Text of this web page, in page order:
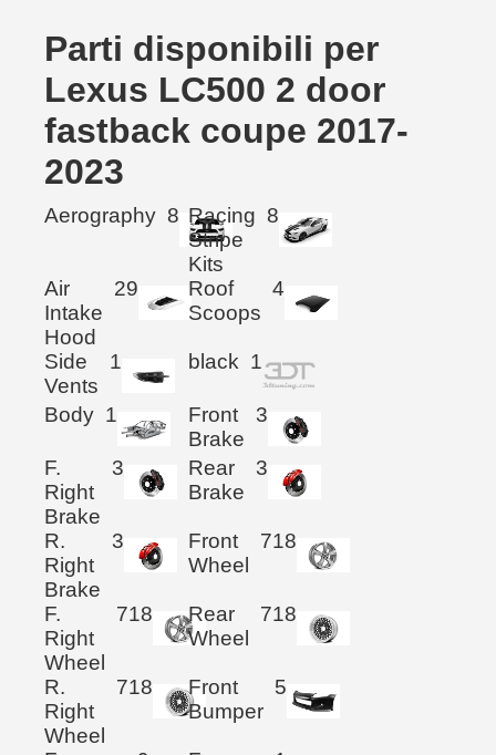
Parti disponibili per
Lexus LC500 2 door
fastback coupe 2017-
2023
Aerography 8 Racing
Stripe
Kits
8
Air
Intake
Hood
29
Roof
Scoops
4
Side
Vents
1 black 1
Body 1
Front
Brake
3
F.
Right
Brake
3
Rear
Brake
3
R.
Right
Brake
3
Front
Wheel
718
F.
Right
Wheel
718
Rear
Wheel
718
R.
Right
Wheel
718
Front
Bumper
5